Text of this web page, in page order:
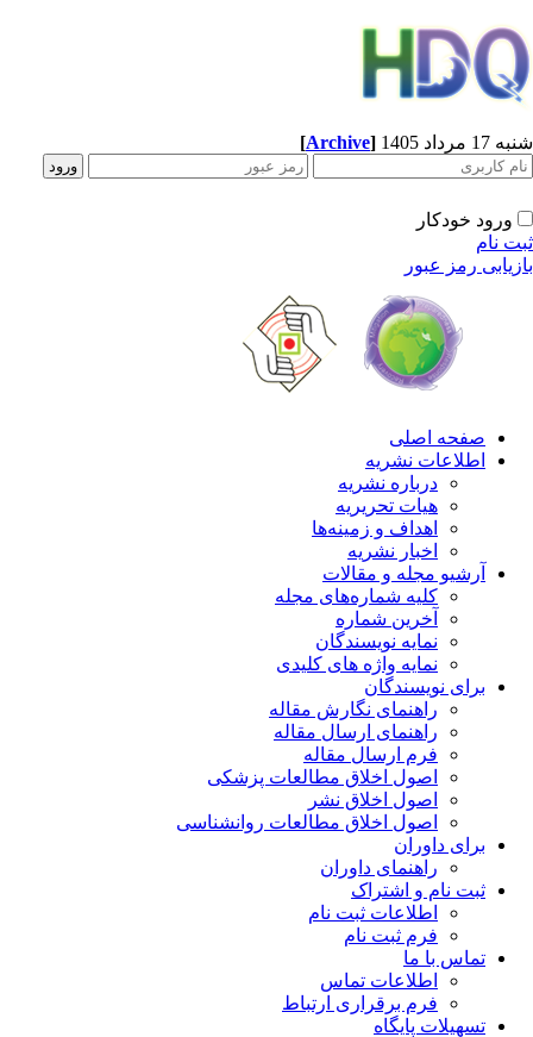
مرداد 1405 [Archive]
ورود خودکار
نام
رمز عبور
صفحه اصلی
اطلاعات نشریه
درباره نشریه
هیات تحریریه
اهداف و زمینه‌ها
اخبار نشریه
آرشیو مجله و مقالات
کلیه شماره‌های مجله
آخرین شماره
نمایه نویسندگان
نمایه واژه های کلیدی
برای نویسندگان
راهنمای نگارش مقاله
راهنمای ارسال مقاله
فرم ارسال مقاله
اصول اخلاق مطالعات پزشکی
اصول اخلاق نشر
اصول اخلاق مطالعات روانشناسی
برای داوران
راهنمای داوران
ثبت نام و اشتراک
اطلاعات ثبت نام
فرم ثبت نام
تماس با ما
اطلاعات تماس
فرم برقراری ارتباط
تسهیلات پایگاه